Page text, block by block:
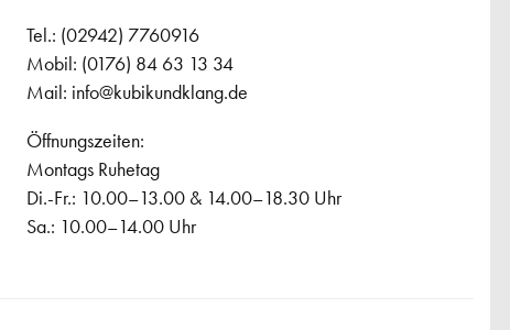
Tel.: (02942) 7760916
Mobil: (0176) 84 63 13 34
Mail: info@kubikundklang.de
Öffnungszeiten:
Montags Ruhetag
Di.-Fr.: 10.00–13.00 & 14.00–18.30 Uhr
Sa.: 10.00–14.00 Uhr